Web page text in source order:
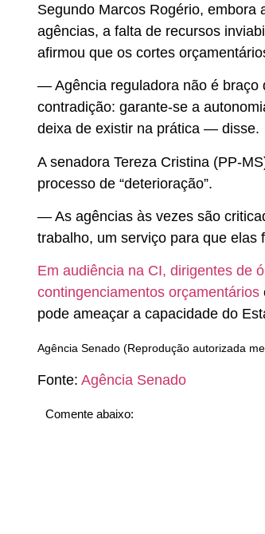
Segundo Marcos Rogério, embora
agências, a falta de recursos
afirmou que os cortes
— Agência reguladora não é braço
contradição: garante-se a
deixa de existir na prática — disse.
A senadora Tereza Cristina (PP-
processo de “deterioração”.
— As agências às vezes são
trabalho, um serviço para que elas
Em audiência na CI, dirigentes de
contingenciamentos orçamentários
pode ameaçar a capacidade do
Agência Senado (Reprodução autorizada
Fonte: Agência Senado
Comente abaixo: